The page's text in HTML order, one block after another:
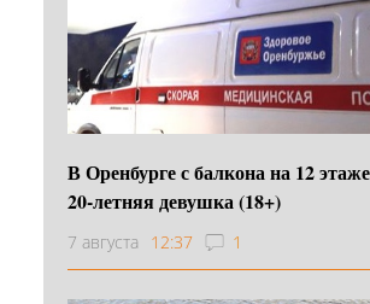
В Оренбурге с балкона на 12
20-летняя девушка (18+)
7 августа 12:37 1